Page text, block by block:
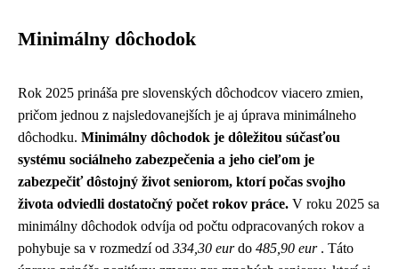
Minimálny dôchodok
Rok 2025 prináša pre slovenských dôchodcov viacero zmien,
pričom jednou z najsledovanejších je aj úprava minimálneho
dôchodku. Minimálny dôchodok je dôležitou súčasťou
systému sociálneho zabezpečenia a jeho cieľom je
zabezpečiť dôstojný život seniorom, ktorí počas svojho
života odviedli dostatočný počet rokov práce. V roku 2025 sa
minimálny dôchodok odvíja od počtu odpracovaných rokov a
pohybuje sa v rozmedzí od 334,30 eurdo 485,90 eur. Táto